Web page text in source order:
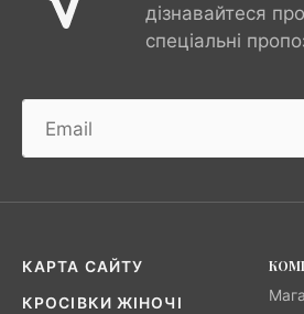
дізнавайтеся
спеціальні
КАРТА САЙТУ
КРОСІВКИ ЖІНОЧІ